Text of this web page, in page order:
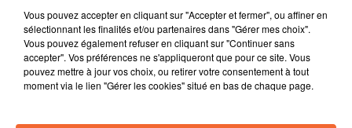
- Rodolphe Challet exclu du PS, après son soutien à la
liste Baloge à Niort. Il réagit dans ce journal
0:00
Vous pouvez accepter en cliquant sur "Accepter et fermer", ou affiner en
sélectionnant les finalités et/ou partenaires dans "Gérer mes choix".
Vous pouvez également refuser en cliquant sur "Continuer sans
accepter". Vos préférences ne s'appliqueront que pour ce site. Vous
pouvez mettre à jour vos choix, ou retirer votre consentement à tout
moment via le lien "Gérer les cookies" situé en bas de chaque page.